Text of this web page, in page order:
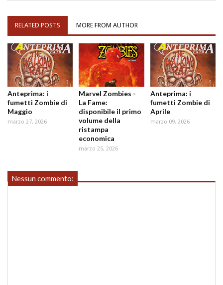
RELATED POSTS MORE FROM AUTHOR
Anteprima: i
fumetti Zombie di
Maggio
marzo 27, 2026
Marvel Zombies -
La Fame:
disponibile il primo
volume della
ristampa
economica
marzo 25, 2026
Anteprima: i
fumetti Zombie di
Aprile
marzo 09, 2026
Nessun commento: